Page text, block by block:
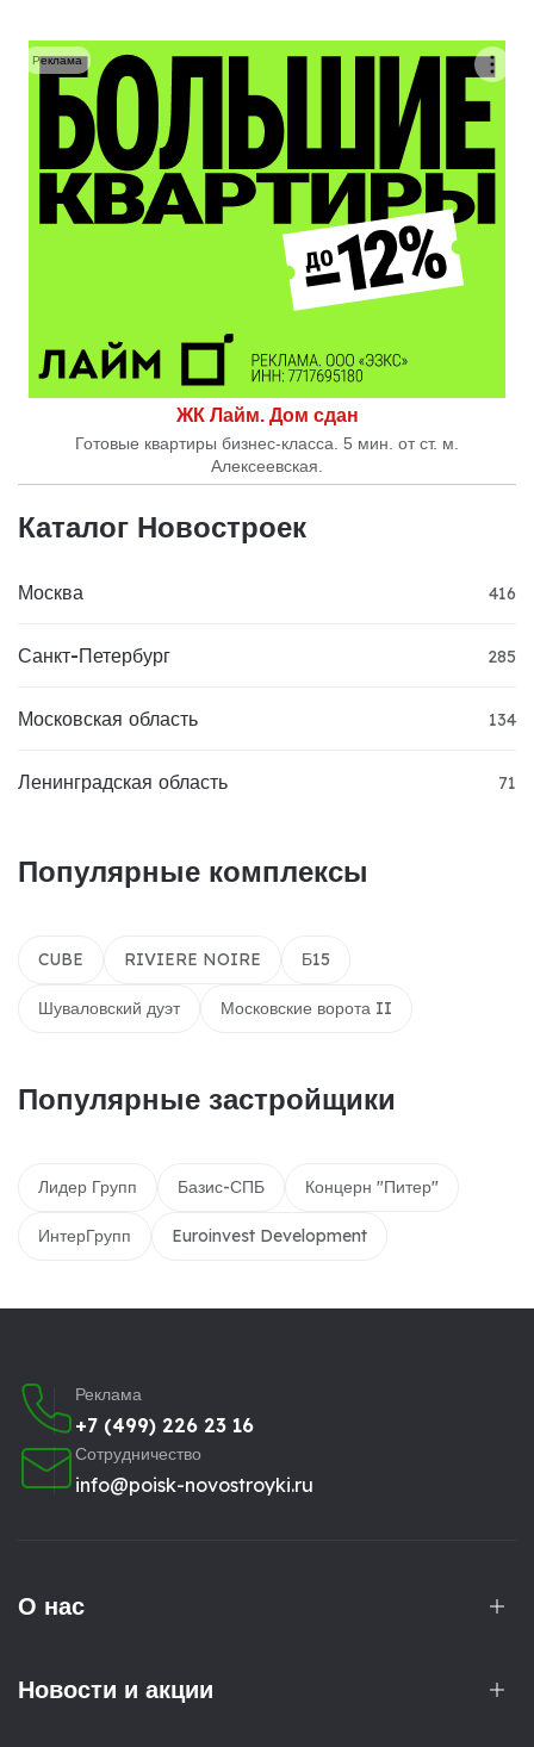
ЖК Лайм. Дом сдан
Готовые квартиры бизнес-класса. 5 мин. от ст. м.
Алексеевская.
Реклама
Каталог Новостроек
Москва 416
Санкт-Петербург 285
Московская область 134
Ленинградская область 71
Популярные комплексы
CUBE RIVIERE NOIRE Б15
Шуваловский дуэт Московские ворота II
Популярные застройщики
Лидер Групп Базис-СПБ Концерн "Питер"
ИнтерГрупп Euroinvest Development
Реклама
+7 (499) 226 23 16
Сотрудничество
info@poisk-novostroyki.ru
О нас
Новости и акции